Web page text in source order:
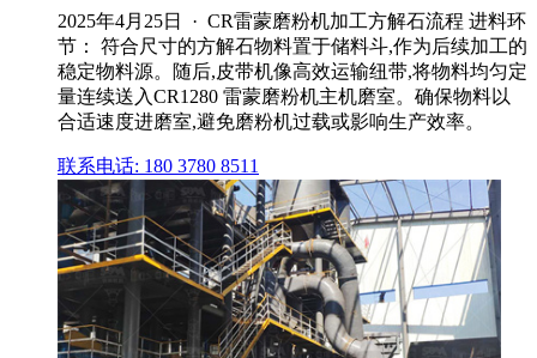
2025年4月25日 · CR雷蒙磨粉机加工方解石流程 进料环
节： 符合尺寸的方解石物料置于储料斗,作为后续加工的
稳定物料源。随后,皮带机像高效运输纽带,将物料均匀定
量连续送入CR1280 雷蒙磨粉机主机磨室。确保物料以
合适速度进磨室,避免磨粉机过载或影响生产效率。
联系电话: 180 3780 8511